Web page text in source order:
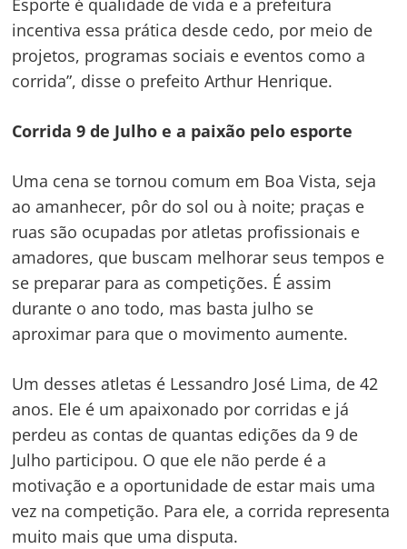
Esporte é qualidade de vida e a prefeitura
incentiva essa prática desde cedo, por meio de
projetos, programas sociais e eventos como a
corrida”, disse o prefeito Arthur Henrique.
Corrida 9 de Julho e a paixão pelo esporte
Uma cena se tornou comum em Boa Vista, seja
ao amanhecer, pôr do sol ou à noite; praças e
ruas são ocupadas por atletas profissionais e
amadores, que buscam melhorar seus tempos e
se preparar para as competições. É assim
durante o ano todo, mas basta julho se
aproximar para que o movimento aumente.
Um desses atletas é Lessandro José Lima, de 42
anos. Ele é um apaixonado por corridas e já
perdeu as contas de quantas edições da 9 de
Julho participou. O que ele não perde é a
motivação e a oportunidade de estar mais uma
vez na competição. Para ele, a corrida representa
muito mais que uma disputa.